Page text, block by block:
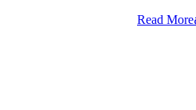
Read More